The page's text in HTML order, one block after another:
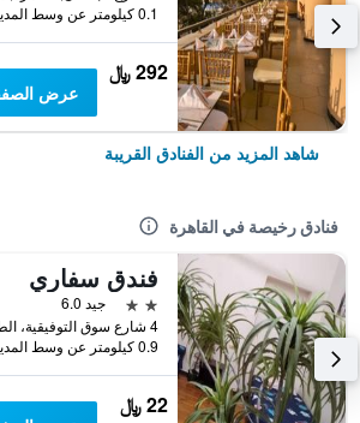
0.1 كيلومتر عن وسط المدينة
292 ﷼
عرض
شاهد المزيد من الفنادق القريبة
فنادق رخيصة في القاهرة
فندق سفاري
2 نجمتين
جيد 6.0
0.9 كيلومتر عن وسط المدينة
22 ﷼